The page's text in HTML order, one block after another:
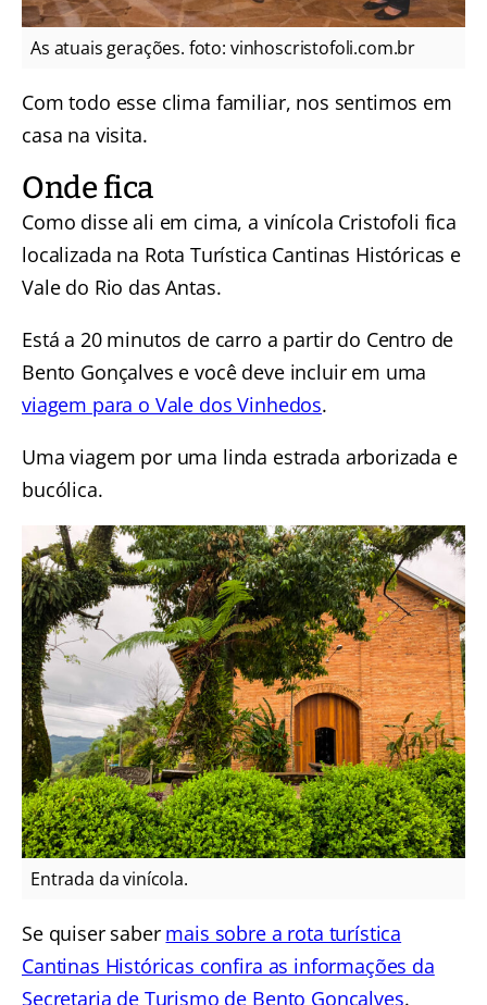
As atuais gerações. foto: vinhoscristofoli.com.br
Com todo esse clima familiar, nos sentimos em
casa na visita.
Onde fica
Como disse ali em cima, a vinícola Cristofoli fica
localizada na Rota Turística Cantinas Históricas e
Vale do Rio das Antas.
Está a 20 minutos de carro a partir do Centro de
Bento Gonçalves e você deve incluir em uma
viagem para o Vale dos Vinhedos.
Uma viagem por uma linda estrada arborizada e
bucólica.
Entrada da vinícola.
Se quiser saber mais sobre a rota turística
Cantinas Históricas confira as informações da
Secretaria de Turismo de Bento Gonçalves.